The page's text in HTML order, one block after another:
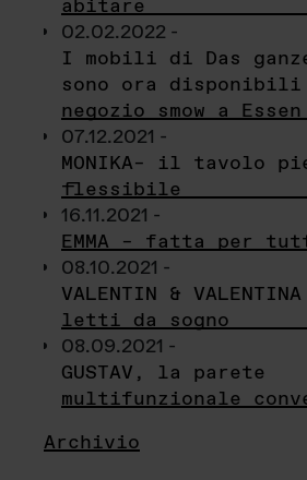
abitare
02.02.2022 -
I mobili di Das
sono ora
negozio smow a Essen
07.12.2021 -
MONIKA– il tavolo
flessibile
16.11.2021 -
EMMA – fatta per
08.10.2021 -
VALENTIN &
letti da sogno
08.09.2021 -
GUSTAV, la parete
multifunzionale
Archivio